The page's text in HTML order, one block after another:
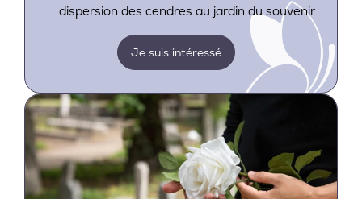
dispersion des cendres au jardin du souvenir
Je suis intéressé